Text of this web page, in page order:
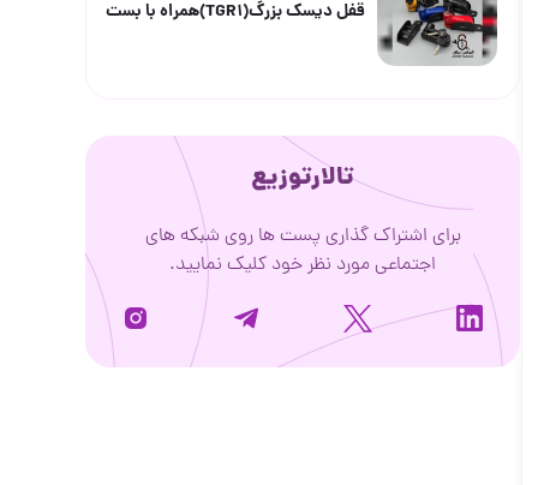
قفل دیسک بزرگ(TGR1)همراه با بست
تالارتوزیع
برای اشتراک گذاری پست ها روی شبکه های
اجتماعی مورد نظر خود کلیک نمایید.